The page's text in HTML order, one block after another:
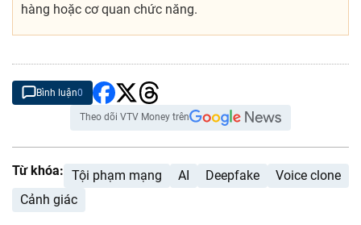
hàng hoặc cơ quan chức năng.
Bình luận0
Theo dõi VTV Money trên
Từ khóa: Tội phạm mạng AI Deepfake
Voice clone
Cảnh giác